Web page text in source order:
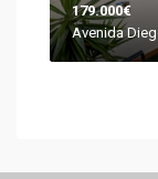
179.000€
Avenida